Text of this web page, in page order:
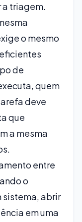
a triagem.
o mesmo
de
quem
deve
que
a mesma
entre
o
sistema, abrir
em uma